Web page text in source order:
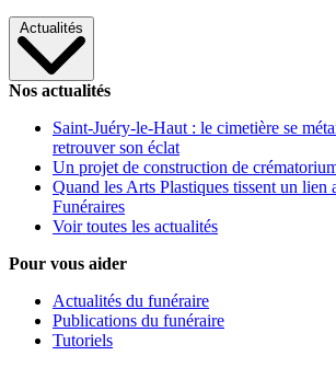
Actualités
Nos actualités
Saint-Juéry-le-Haut : le cimetière se
retrouver son éclat
Un projet de construction de
Quand les Arts Plastiques tissent un lien
Funéraires
Voir toutes les actualités
Pour vous aider
Actualités du funéraire
Publications du funéraire
Tutoriels